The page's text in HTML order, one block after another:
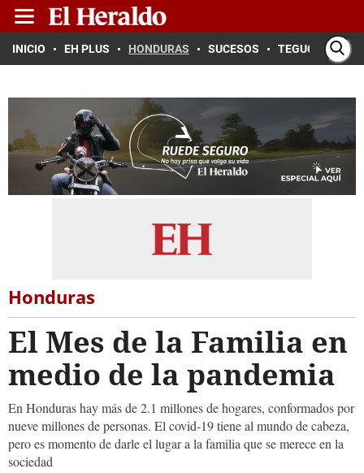
INICIO EH PLUS HONDURAS SUCESOS TEGUCIGALPA
Honduras
El Mes de la Familia en
medio de la pandemia
En Honduras hay más de 2.1 millones de hogares, conformados por
nueve millones de personas. El covid-19 tiene al mundo de cabeza,
pero es momento de darle el lugar a la familia que se merece en la
sociedad